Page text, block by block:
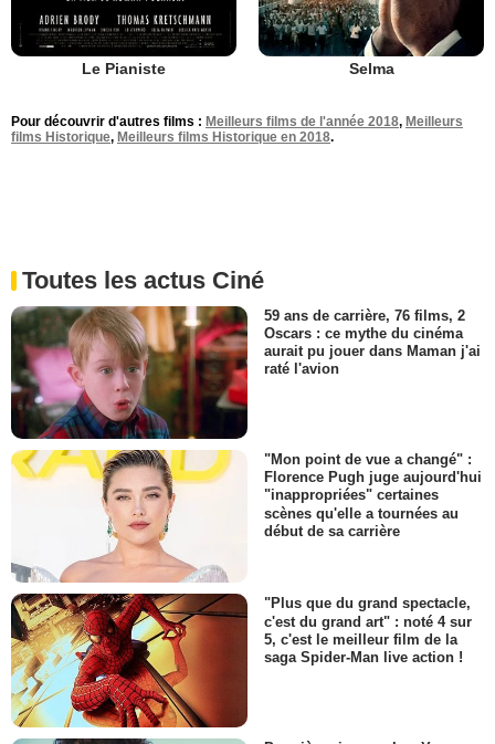
Le Pianiste Selma
Pour découvrir d'autres films : Meilleurs films de l'année 2018, Meilleurs
films Historique, Meilleurs films Historique en 2018.
Toutes les actus Ciné
59 ans de carrière, 76 films, 2
Oscars : ce mythe du cinéma
aurait pu jouer dans Maman j'ai
raté l'avion
"Mon point de vue a changé" :
Florence Pugh juge aujourd'hui
"inappropriées" certaines
scènes qu'elle a tournées au
début de sa carrière
"Plus que du grand spectacle,
c'est du grand art" : noté 4 sur
5, c'est le meilleur film de la
saga Spider-Man live action !